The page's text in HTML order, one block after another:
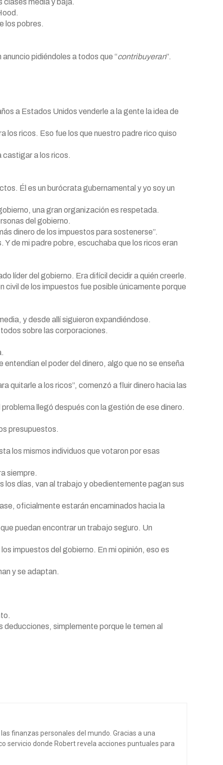
clases media y baja.
los pobres.
pidiéndoles a todos que “contribuyeran”.
a Estados Unidos venderle a la gente la idea de
los ricos. Eso fue los que nuestro padre rico quiso
castigar a los ricos.
Él es un burócrata gubernamental y yo soy un
una gran organización es respetada.
del gobierno.
dinero de los impuestos para sostenerse”.
de mi padre pobre, escuchaba que los ricos eran
líder del gobierno. Era difícil decidir a quién creerle.
de los impuestos fue posible únicamente porque
y desde allí siguieron expandiéndose.
sobre las corporaciones.
el poder del dinero, algo que no se enseña
quitarle a los ricos”, comenzó a fluir dinero hacia las
llegó después con la gestión de ese dinero.
presupuestos.
los mismos individuos que votaron por esas
siempre.
los días, van al trabajo y obedientemente pagan sus
oficialmente estarán encaminados hacia la
puedan encontrar un trabajo seguro. Un
impuestos del gobierno. En mi opinión, eso es
y se adaptan.
simplemente porque le temen al
finanzas personales del mundo. Gracias a una
servicio donde Robert revela acciones puntuales para